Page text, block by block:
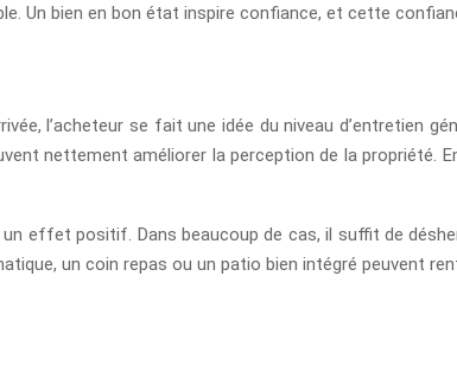
Un bien en bon état inspire confiance, et cette
l’acheteur se fait une idée du niveau d’entretien
nettement améliorer la perception de la propriété.
effet positif. Dans beaucoup de cas, il suffit de
un coin repas ou un patio bien intégré peuvent